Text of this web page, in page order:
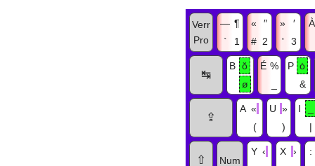
Verr
Pro
— ¶
`
1
«
″
# 2
»
′
'
3
À
↹
B ŏ
ø
É %
P ȯ
&
⇪
A «
(
U »
)
I
|
⇧ Num
Y ‹
X
›
: